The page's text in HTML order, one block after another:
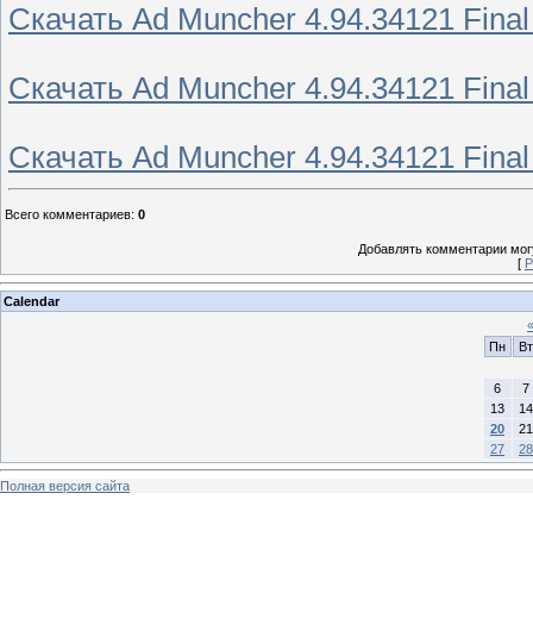
Скачать Ad Muncher 4.94.34121
Скачать Ad Muncher 4.94.34121
Скачать Ad Muncher 4.94.34121
Всего комментариев: 0
Добавлять комментарии
[
Calendar
«
Пн
Вт
6
7
13
14
20
21
27
28
Полная версия сайта